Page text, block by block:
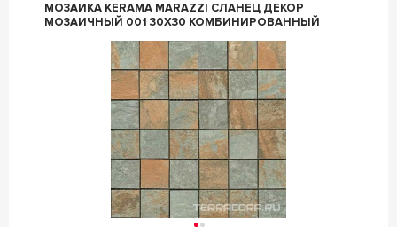
МОЗАИКА KERAMA MARAZZI СЛАНЕЦ ДЕКОР
МОЗАИЧНЫЙ 001 30X30 КОМБИНИРОВАННЫЙ